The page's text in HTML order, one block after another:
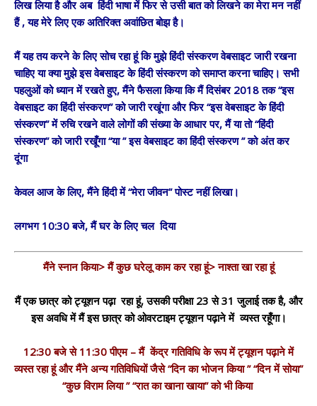
लिख लिया है और अब हिंदी भाषा में फिर से उसी बात को लिखने का मेरा मन नहीं
हैं , यह मेरे लिए एक अतिरिक्त अवांछित बोझ है।
मैं यह तय करने के लिए सोच रहा हूं कि मुझे हिंदी संस्करण वेबसाइट जारी रखना
चाहिए या क्या मुझे इस वेबसाइट के हिंदी संस्करण को समाप्त करना चाहिए। सभी
पहलुओं को ध्यान में रखते हुए, मैंने फैसला किया कि मैं दिसंबर 2018 तक “इस
वेबसाइट का हिंदी संस्करण” को जारी रखूंगा और फिर “इस वेबसाइट के हिंदी
संस्करण” में रुचि रखने वाले लोगों की संख्या के आधार पर, मैं या तो “हिंदी
संस्करण” को जारी रखूँगा “या ” इस वेबसाइट का हिंदी संस्करण ” को अंत कर
दूंगा
केवल आज के लिए, मैंने हिंदी में “मेरा जीवन” पोस्ट नहीं लिखा।
लगभग 10:30 बजे, मैं घर के लिए चल दिया
मैंने स्नान किया> मैं कुछ घरेलू काम कर रहा हूं> नाश्ता खा रहा हूं
मैं एक छात्र को ट्यूशन पढ़ा रहा हूं, उसकी परीक्षा 23 से 31 जुलाई तक है, और
इस अवधि में मैं इस छात्र को ओवरटाइम ट्यूशन पढ़ाने में व्यस्त रहूँगा।
12:30 बजे से 11:30 पीएम – मैं केंद्र गतिविधि के रूप में ट्यूशन पढ़ाने में
व्यस्त रहा हूं और मैंने अन्य गतिविधियों जैसे “दिन का भोजन किया ” “दिन में सोया”
“कुछ विराम लिया ” “रात का खाना खाया” को भी किया